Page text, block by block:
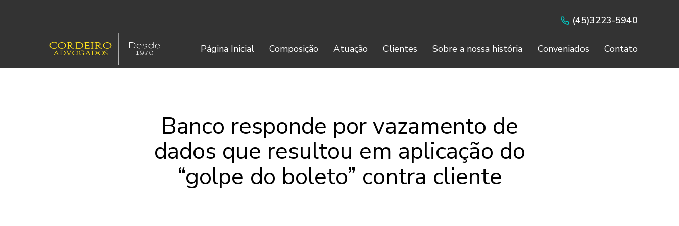
(45)3223-5940
Página Inicial Composição Atuação Clientes Sobre a nossa história Conveniados Contato
Banco responde por vazamento de
dados que resultou em aplicação do
“golpe do boleto” contra cliente